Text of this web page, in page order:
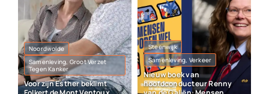
Noordwolde
Samenleving, Groot Verzet
Tegen Kanker
Voor zijn Esther beklimt
Steenwijk
Samenleving, Verkeer
Nieuw boek van
hoofdconducteur Renny